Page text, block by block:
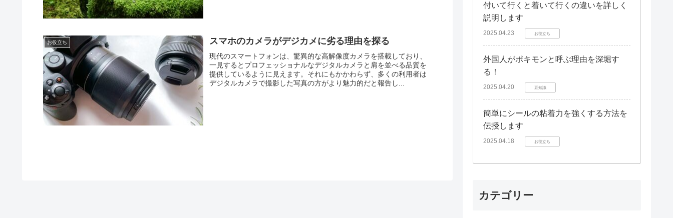
お役立ち スマホのカメラがデジカメに劣る理由を探る
現代のスマートフォンは、驚異的な高解像度カメラを搭載しており、
一見するとプロフェッショナルなデジタルカメラと肩を並べる品質を
提供しているように見えます。それにもかかわらず、多くの利用者は
デジタルカメラで撮影した写真の方がより魅力的だと報告し...
付いて行くと着いて行くの違いを詳しく
説明します
2025.04.23 お役立ち
外国人がポキモンと呼ぶ理由を深堀す
る！
2025.04.20 豆知識
簡単にシールの粘着力を強くする方法を
伝授します
2025.04.18 お役立ち
カテゴリー